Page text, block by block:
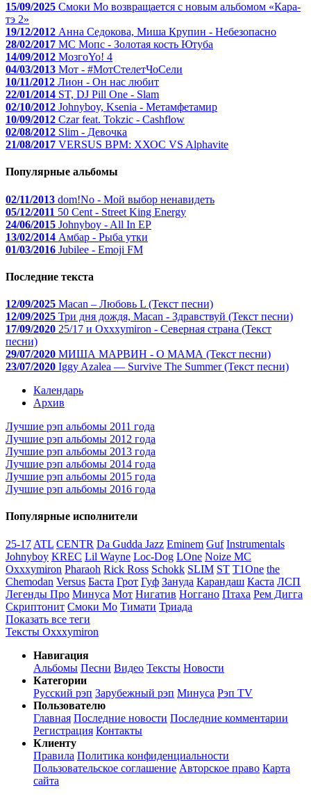
15/09/2025 Смоки Мо возвращается с новым альбомом «Кара-
тэ 2»
19/12/2012 Анна Седокова, Миша Крупин - Небезопасно
28/02/2017 МС Мопс - Золотая кость Ютуба
14/09/2012 МозгоYo! 4
04/03/2013 Мот - #МотСтелетЧоСели
10/11/2012 Лион - Он нас любит
22/01/2014 ST, DJ Pill One - Slam
02/10/2012 Johnyboy, Ksenia - Метамфетамир
10/09/2012 Czar feat. Tokzic - Cashflow
02/08/2012 Slim - Девочка
21/08/2017 VERSUS BPM: ХХОС VS Alphavite
Популярные альбомы
02/11/2013 dom!No - Мой выбор ненавидеть
05/12/2011 50 Cent - Street King Energy
24/06/2015 Johnyboy - All In EP
13/02/2014 Амбар - Рыба утки
01/03/2016 Jubilee - Emoji FM
Последние текста
12/09/2025 Macan – Любовь L (Текст песни)
12/09/2025 Три дня дождя, Macan - Здравствуй (Текст песни)
17/09/2020 25/17 и Oxxxymiron - Северная страна (Текст
песни)
29/07/2020 МИША МАРВИН - О МАМА (Текст песни)
23/07/2020 Iggy Azalea — Survive The Summer (Текст песни)
Календарь
Архив
Лучшие рэп альбомы 2011 года
Лучшие рэп альбомы 2012 года
Лучшие рэп альбомы 2013 года
Лучшие рэп альбомы 2014 года
Лучшие рэп альбомы 2015 года
Лучшие рэп альбомы 2016 года
Популярные исполнители
25-17 ATL CENTR Da Gudda Jazz Eminem Guf Instrumentals
Johnyboy KREC Lil Wayne Loc-Dog LOne Noize MC
Oxxxymiron Pharaoh Rick Ross Schokk SLIM ST T1One the
Chemodan Versus Баста Грот Гуф Зануда Карандаш Каста ЛСП
Легенды Про Минуса Мот Нигатив Ноггано Птаха Рем Дигга
Скриптонит Смоки Мо Тимати Триада
Показать все теги
Тексты Oxxxymiron
Навигация
Альбомы Песни Видео Тексты Новости
Категории
Русский рэп Зарубежный рэп Минуса Рэп TV
Пользователю
Главная Последние новости Последние комментарии
Регистрация Контакты
Клиенту
Правила Политика конфиденциальности
Пользовательское соглашение Авторское право Карта
сайта